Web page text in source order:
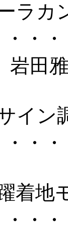
ラ
・・
（ふ
イ
・・
着
・・